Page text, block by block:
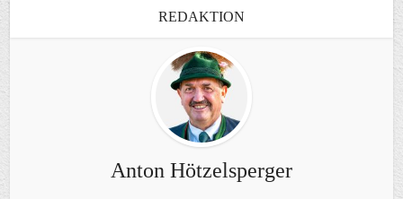
REDAKTION
Anton Hötzelsperger